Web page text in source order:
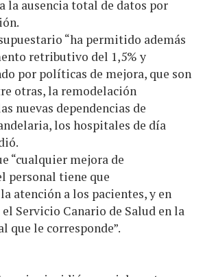
la ausencia total de datos por
“ha permitido además
retributivo del 1,5% y
por políticas de mejora, que son
otras, la remodelación
nuevas dependencias de
los hospitales de día
“cualquier mejora de
personal tiene que
atención a los pacientes, y en
Servicio Canario de Salud en la
que le corresponde”.